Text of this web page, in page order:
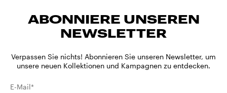
ABONNIERE UNSEREN
NEWSLETTER
Verpassen Sie nichts! Abonnieren Sie unseren Newsletter, um
unsere neuen Kollektionen und Kampagnen zu entdecken.
E-Mail*